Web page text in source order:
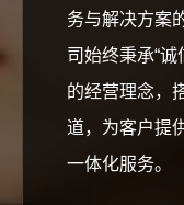
务与解决方案
司始终秉承“
的经营理念，
道，为客户提
一体化服务。